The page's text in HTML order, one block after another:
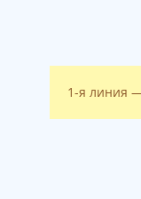
1-я линия